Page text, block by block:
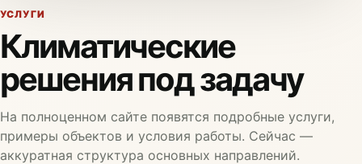
УСЛУГИ
Климатические
решения под задачу
На полноценном сайте появятся подробные услуги,
примеры объектов и условия работы. Сейчас —
аккуратная структура основных направлений.